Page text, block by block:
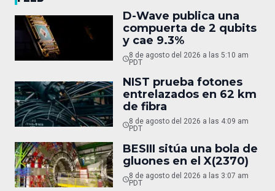
D-Wave publica una
compuerta de 2 qubits
y cae 9.3%
8 de agosto del 2026 a las 5:10 am
PDT
NIST prueba fotones
entrelazados en 62 km
de fibra
8 de agosto del 2026 a las 4:09 am
PDT
BESIII sitúa una bola de
gluones en el X(2370)
8 de agosto del 2026 a las 3:07 am
PDT